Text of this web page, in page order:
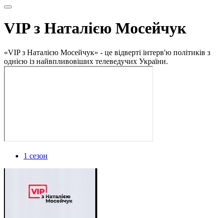
VIP з Наталією Мосейчук
«VIP з Наталією Мосейчук» - це відверті інтерв'ю політиків з
однією із найвпливовіших телеведучих України.
1 сезон